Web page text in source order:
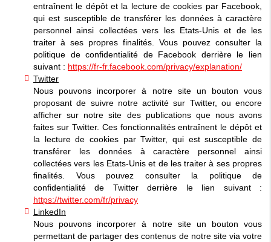
entraînent le dépôt et la lecture de cookies par Facebook,
qui est susceptible de transférer les données à caractère
personnel ainsi collectées vers les Etats-Unis et de les
traiter à ses propres finalités. Vous pouvez consulter la
politique de confidentialité de Facebook derrière le lien
suivant : https://fr-fr.facebook.com/privacy/explanation/
Twitter
Nous pouvons incorporer à notre site un bouton vous
proposant de suivre notre activité sur Twitter, ou encore
afficher sur notre site des publications que nous avons
faites sur Twitter. Ces fonctionnalités entraînent le dépôt et
la lecture de cookies par Twitter, qui est susceptible de
transférer les données à caractère personnel ainsi
collectées vers les Etats-Unis et de les traiter à ses propres
finalités. Vous pouvez consulter la politique de
confidentialité de Twitter derrière le lien suivant :
https://twitter.com/fr/privacy
LinkedIn
Nous pouvons incorporer à notre site un bouton vous
permettant de partager des contenus de notre site via votre